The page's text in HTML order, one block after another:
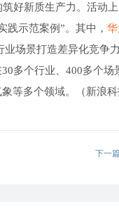
好新质生产力。活动
践示范案例”。其中，
场景打造差异化竞争
多个行业、400多个
等多个领域。（新浪科
下一